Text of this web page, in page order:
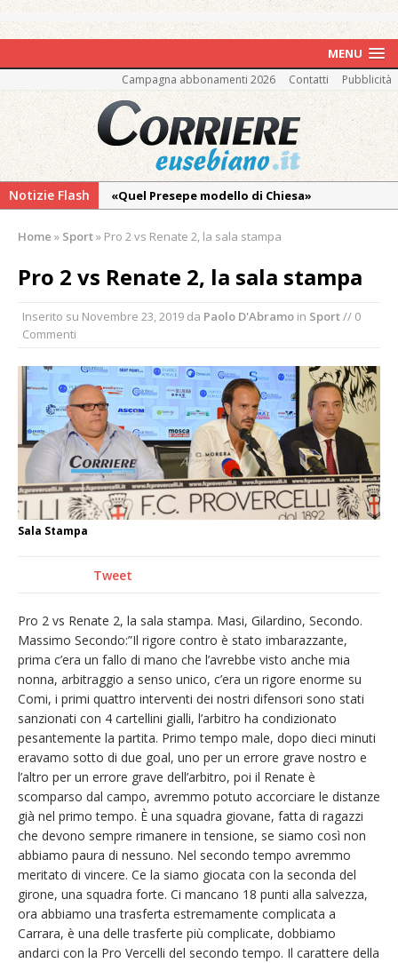
MENU
Campagna abbonamenti 2026 Contatti Pubblicità
Notizie Flash
«Quel Presepe modello di Chiesa»
Ringraziamento: convegno, messa e
mercatino agricolo
Estate di sagre anche per i mezzi storici della
collezione della Fondazione Marazzato
Piscina ex Enal non balneabile dopo i controlli
dell’Asl. Il Comune: «Misura precauzionale e
provvisoria»
La Pro verso l’avvio della Stagione
La Regione stanzia oltre 38mila euro per il
carnevale di Santhià. La soddisfazione della
Pro Loco
Home » Sport» Pro 2 vs Renate 2, la sala stampa
Pro 2 vs Renate 2, la sala stampa
Inserito su Novembre 23, 2019 da Paolo D'Abramo in Sport// 0
Commenti
Sala Stampa
Tweet
Pro 2 vs Renate 2, la sala stampa. Masi, Gilardino, Secondo.
Massimo Secondo:”Il rigore contro è stato imbarazzante,
prima c’era un fallo di mano che l’avrebbe visto anche mia
nonna, arbitraggio a senso unico, c’era un rigore enorme su
Comi, i primi quattro interventi dei nostri difensori sono stati
sanzionati con 4 cartellini gialli, l’arbitro ha condizionato
pesantemente la partita. Primo tempo male, dopo dieci minuti
eravamo sotto di due goal, uno per un errore grave nostro e
l’altro per un errore grave dell’arbitro, poi il Renate è
scomparso dal campo, avremmo potuto accorciare le distanze
già nel primo tempo. È una squadra giovane, fatta di ragazzi
che devono sempre rimanere in tensione, se siamo così non
abbiamo paura di nessuno. Nel secondo tempo avremmo
meritato di vincere. Ce la siamo giocata con la seconda del
girone, una squadra forte. Ci mancano 18 punti alla salvezza,
ora abbiamo una trasferta estremamente complicata a
Carrara, è una delle trasferte più complicate, dobbiamo
andarci con la Pro Vercelli del secondo tempo. Il carattere della